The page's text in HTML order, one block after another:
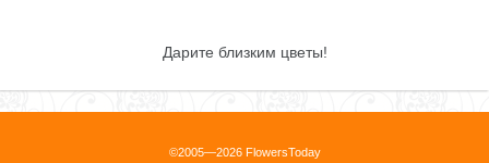
Дарите близким цветы!
©2005—2026 FlowersToday